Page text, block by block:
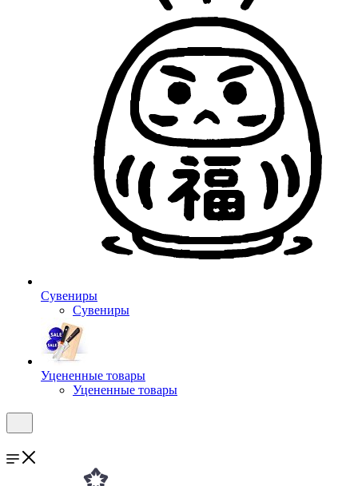
Сувениры
Сувениры
Уцененные товары
Уцененные товары